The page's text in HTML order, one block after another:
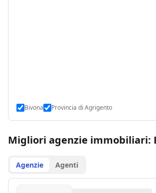
Bivona Provincia di Agrigento
Migliori agenzie immobiliari:
Agenzie Agenti